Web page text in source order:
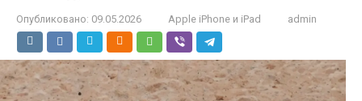
Опубликовано: 09.05.2026 Apple iPhone и iPad admin